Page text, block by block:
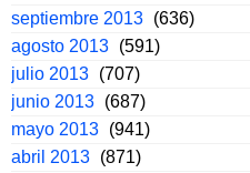
septiembre 2013 (636)
agosto 2013 (591)
julio 2013 (707)
junio 2013 (687)
mayo 2013 (941)
abril 2013 (871)